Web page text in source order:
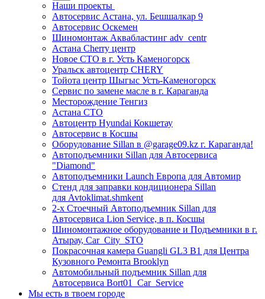
Наши проекты
Автосервис Астана, ул. Бешшалкар 9
Автосервис Оскемен
Шиномонтаж Аквабластинг adv_centr
Астана Cherry центр
Новое СТО в г. Усть Каменогорск
Уральск автоцентр CHERY
Тойота центр Шыгыс Усть-Каменогорск
Сервис по замене масле в г. Караганда
Месторождение Тенгиз
Астана СТО
Автоцентр Hyundai Кокшетау
Автосервис в Косшы
Оборудование Sillan в @garage09.kz г. Караганда!
Автоподъемники Sillan для Автосервиса
"Diamond"
Автоподъемники Launch Европа для Автомир
Стенд для заправки кондиционера Sillan
для Avtoklimat.shmkent
2-х Стоечный Автоподъемник Sillan для
Автосервиса Lion Service, в п. Косшы
Шиномонтажное оборудование и Подъемники в г.
Атырау, Car_City_STO
Покрасочная камера Guangli GL3 B1 для Центра
Кузовного Ремонта Brooklyn
Автомобильный подъемник Sillan для
Автосервиса Bort01_Car_Service
Мы есть в твоем городе